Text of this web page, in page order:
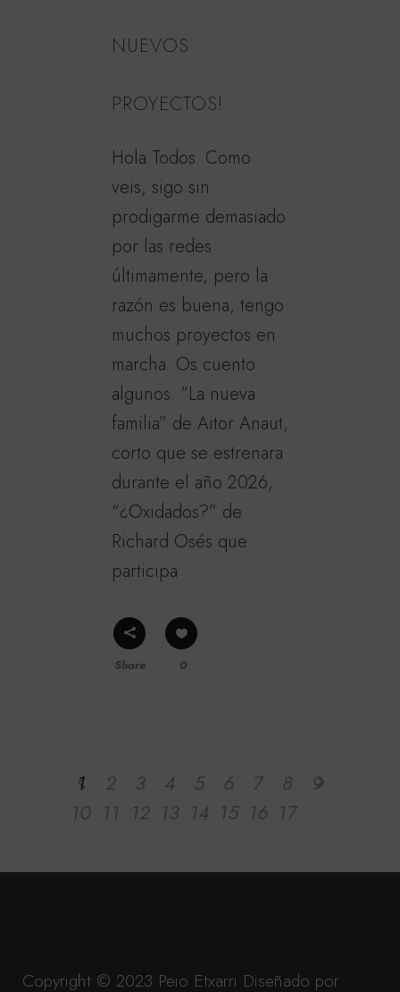
NUEVOS
PROYECTOS!
Hola Todos. Como
veis, sigo sin
prodigarme demasiado
por las redes
últimamente, pero la
razón es buena, tengo
muchos proyectos en
marcha. Os cuento
algunos. “La nueva
familia” de Aitor Anaut,
corto que se estrenara
durante el año 2026,
“¿Oxidados?” de
Richard Osés que
participa
Share 0
1 2 3 4 5 6 7 8
9
10 11 12 13 14 15 16 17
Copyright © 2023 Peio Etxarri Diseñado por